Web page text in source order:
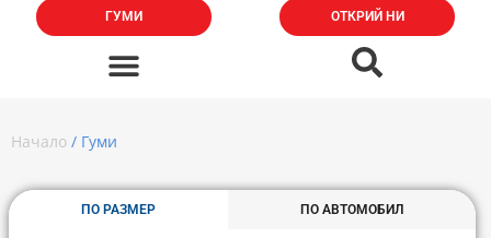
ГУМИ ОТКРИЙ НИ
Начало / Гуми
ПО РАЗМЕР ПО АВТОМОБИЛ